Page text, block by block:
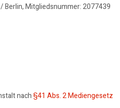
Berlin, Mitgliedsnummer: 2077439
nach§41 Abs. 2 Mediengesetz